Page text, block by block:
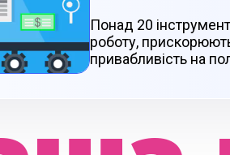
Понад 20
роботу,
привабливість на